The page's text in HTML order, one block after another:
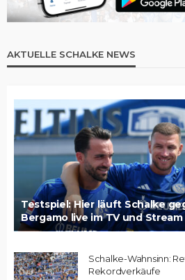
AKTUELLE SCHALKE NEWS
Testspiel: Hier läuft Schalke
Bergamo live im TV und Stream
Schalke-Wahnsinn:
Rekordverkäufe